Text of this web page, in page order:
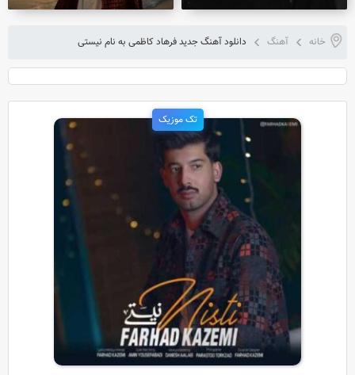
خانه آهنگ دانلود آهنگ جدید فرهاد کاظمی به نام نیستی
تک موزیک